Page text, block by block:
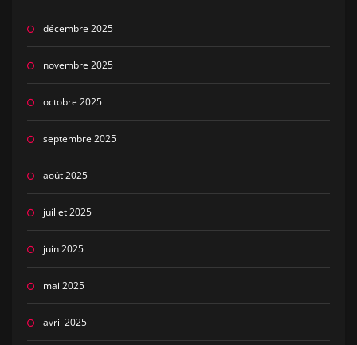
décembre 2025
novembre 2025
octobre 2025
septembre 2025
août 2025
juillet 2025
juin 2025
mai 2025
avril 2025